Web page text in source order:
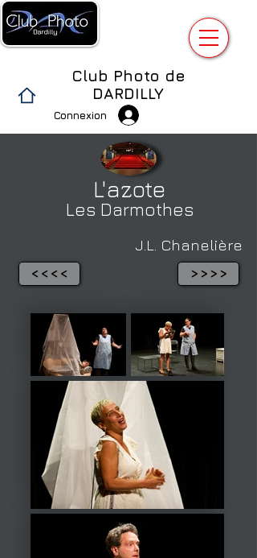
Club Photo de
DARDILLY
Connexion
L'azote
Les Darmothes
J.L. Chanelière
<<<< >>>>